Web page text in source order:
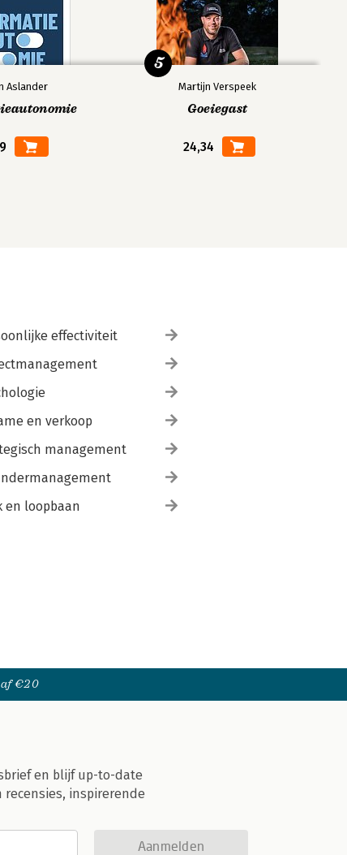
Aslander Martijn Verspeek
Goeiegast
24,34
5
effectiviteit
en verkoop
management
en loopbaan
€20
en blijf up-to-date
inspirerende
Aanmelden